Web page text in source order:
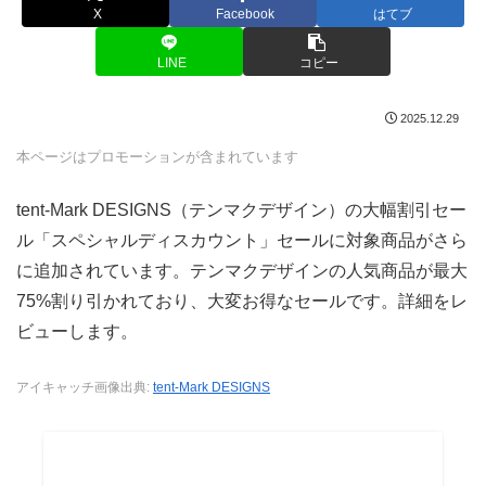
X Facebook はてブ
LINE コピー
2025.12.29
本ページはプロモーションが含まれています
tent-Mark DESIGNS（テンマクデザイン）の大幅割引セー
ル「スペシャルディスカウント」セールに対象商品がさら
に追加されています。テンマクデザインの人気商品が最大
75%割り引かれており、大変お得なセールです。詳細をレ
ビューします。
アイキャッチ画像出典: tent-Mark DESIGNS